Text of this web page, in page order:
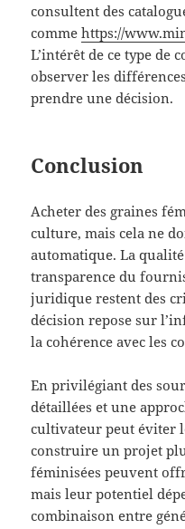
consultent des
commehttps://
L’intérêt de ce type de
observer les
prendre une décision.
Conclusion
Acheter des graines
culture, mais cela ne
automatique. La
transparence du
juridique restent des
décision repose sur
la cohérence avec les
En privilégiant des
détaillées et une
cultivateur peut éviter
construire un projet
féminisées peuvent
mais leur potentiel
combinaison entre